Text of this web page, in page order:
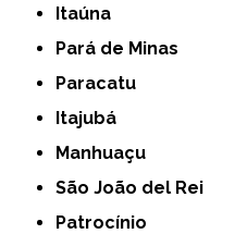
Itaúna
Pará de Minas
Paracatu
Itajubá
Manhuaçu
São João del Rei
Patrocínio